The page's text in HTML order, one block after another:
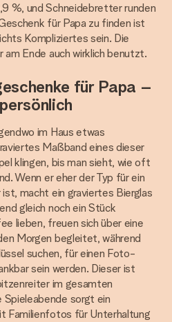
%, und Schneidebretter runden
für Papa zu finden ist
Kompliziertes sein. Die
Ende auch wirklich benutzt.
für Papa –
im Haus etwas
Maßband eines dieser
klingen, bis man sieht, wie oft
Wenn er eher der Typ für ein
macht ein graviertes Bierglas
gleich noch ein Stück
lieben, freuen sich über eine
Morgen begleitet, während
suchen, für einen Foto-
sein werden. Dieser ist
im gesamten
sorgt ein
Familienfotos für Unterhaltung